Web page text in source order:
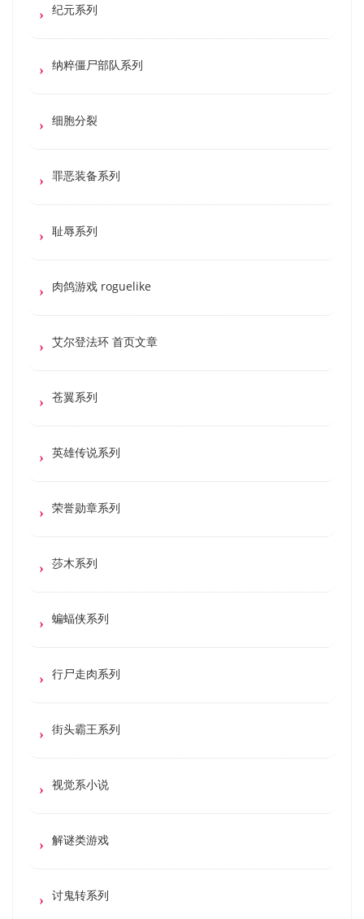
纪元系列
纳粹僵尸部队系列
细胞分裂
罪恶装备系列
耻辱系列
肉鸽游戏 roguelike
艾尔登法环 首页文章
苍翼系列
英雄传说系列
荣誉勋章系列
莎木系列
蝙蝠侠系列
行尸走肉系列
街头霸王系列
视觉系小说
解谜类游戏
讨鬼转系列